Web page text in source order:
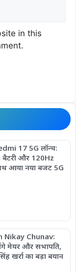
in this
17 5G लॉन्च:
और 120Hz
आया नया बजट 5G
Nikay Chunav:
मेयर और सभापति,
खर्रा का बड़ा बयान